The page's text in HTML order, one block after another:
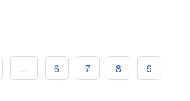
… 6 7 8
9